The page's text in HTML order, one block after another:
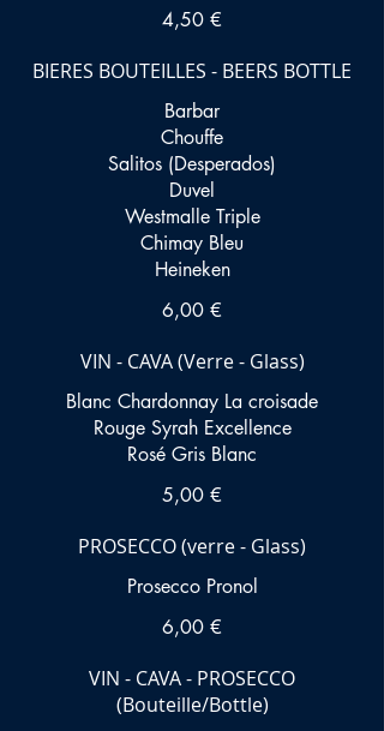
4,50 €
BIERES BOUTEILLES - BEERS BOTTLE
Barbar
Chouffe
Salitos (Desperados)
Duvel
Westmalle Triple
Chimay Bleu
Heineken
6,00 €
VIN - CAVA (Verre - Glass)
Blanc Chardonnay La croisade
Rouge Syrah Excellence
5,00 €
PROSECCO (verre - Glass)
Prosecco Pronol
6,00 €
VIN - CAVA - PROSECCO
(Bouteille/Bottle)